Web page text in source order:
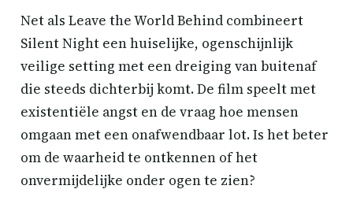
Net als Leave the World Behind combineert
Silent Night een huiselijke, ogenschijnlijk
veilige setting met een dreiging van buitenaf
die steeds dichterbij komt. De film speelt met
existentiële angst en de vraag hoe mensen
omgaan met een onafwendbaar lot. Is het beter
om de waarheid te ontkennen of het
onvermijdelijke onder ogen te zien?